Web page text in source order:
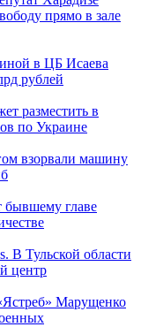
прямо в зале
в ЦБ Исаева
рублей
разместить в
по Украине
взорвали машину
бывшему главе
В Тульской области
центр
Марущенко